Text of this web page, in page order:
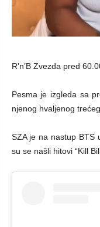
R’n’B Zvezda pred
Pesma je izgleda sa
njenog hvaljenog trećeg
SZA je na nastup BTS
su se našli hitovi “Kill